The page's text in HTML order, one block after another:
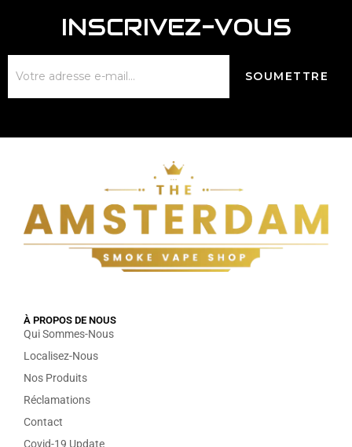
INSCRIVEZ-VOUS
À PROPOS DE NOUS
Qui Sommes-Nous
Localisez-Nous
Nos Produits
Réclamations
Contact
Covid-19 Update